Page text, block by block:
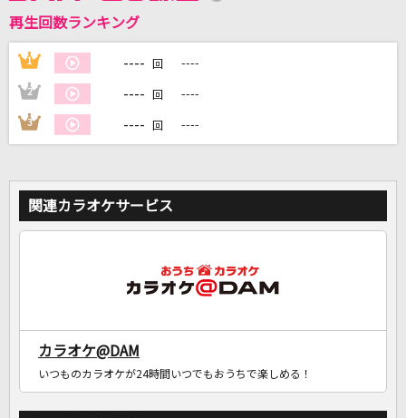
DAMに会員登録・ログインして
カラオケをもっと楽しもう！
再生回数ランキング
1 ---- 回 ----
2 ---- 回 ----
3 ---- 回 ----
関連カラオケサービス
カラオケ@DAM
いつものカラオケが24時間いつでもおうちで楽しめる！